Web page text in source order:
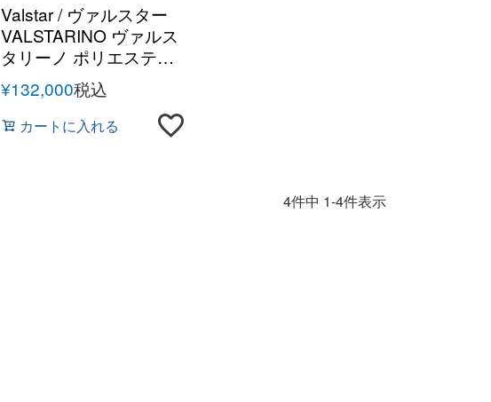
Valstar / ヴァルスター
VALSTARINO ヴァルス
タリーノ ポリエステル
パッカブル 撥水 バルス
ターブルゾン
¥132,000税込
カートに入れる
4件中 1-4件表示